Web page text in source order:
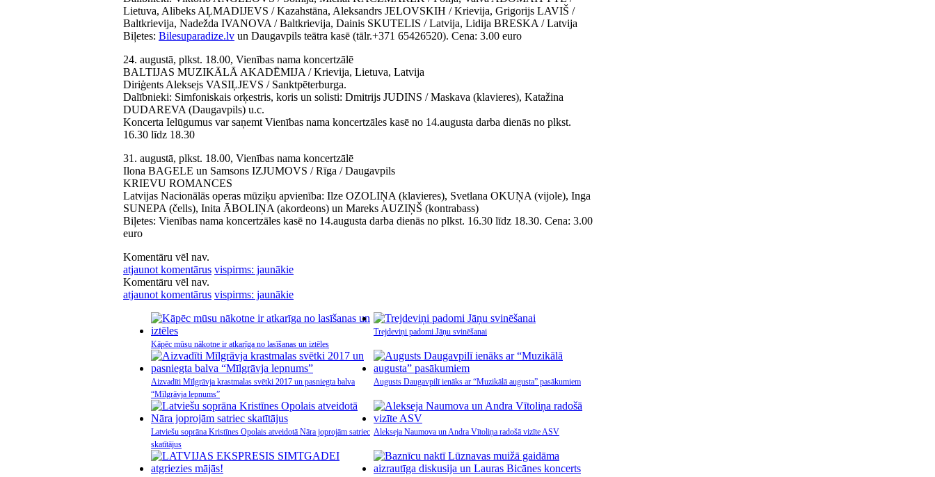
Lietuva, Alibeks AĻMADIJEVS / Kazahstāna, Aleksandrs JELOVSKIH / Krievija, Grigorijs LAVIŠ /
Baltkrievija, Nadežda IVANOVA / Baltkrievija, Dainis SKUTELIS / Latvija, Lidija BRESKA / Latvija
Biļetes: Bilesuparadize.lv un Daugavpils teātra kasē (tālr.+371 65426520). Cena: 3.00 euro
24. augustā, plkst. 18.00, Vienības nama koncertzālē
BALTIJAS MUZIKĀLĀ AKADĒMIJA / Krievija, Lietuva, Latvija
Diriģents Aleksejs VASIĻJEVS / Sanktpēterburga.
Dalībnieki: Simfoniskais orķestris, koris un solisti: Dmitrijs JUDINS / Maskava (klavieres), Katažina
DUDAREVA (Daugavpils) u.c.
Koncerta Ielūgumus var saņemt Vienības nama koncertzāles kasē no 14.augusta darba dienās no plkst.
16.30 līdz 18.30
31. augustā, plkst. 18.00, Vienības nama koncertzālē
Ilona BAGELE un Samsons IZJUMOVS / Rīga / Daugavpils
KRIEVU ROMANCES
Latvijas Nacionālās operas mūziķu apvienība: Ilze OZOLIŅA (klavieres), Svetlana OKUŅA (vijole), Inga
SUNEPA (čells), Inita ĀBOLIŅA (akordeons) un Mareks AUZIŅŠ (kontrabass)
Biļetes: Vienības nama koncertzāles kasē no 14.augusta darba dienās no plkst. 16.30 līdz 18.30. Cena: 3.00
euro
Komentāru vēl nav.
atjaunot komentārus vispirms: jaunākie
Komentāru vēl nav.
atjaunot komentārus vispirms: jaunākie
Kāpēc mūsu nākotne ir atkarīga no lasīšanas un iztēles
Trejdeviņi padomi Jāņu svinēšanai
Aizvadīti Mīlgrāvja krastmalas svētki 2017 un pasniegta balva
“Mīlgrāvja lepnums”
Augusts Daugavpilī ienāks ar “Muzikālā augusta” pasākumiem
Latviešu soprāna Kristīnes Opolais atveidotā Nāra joprojām satriec
skatītājus
Alekseja Naumova un Andra Vītoliņa radošā vizīte ASV